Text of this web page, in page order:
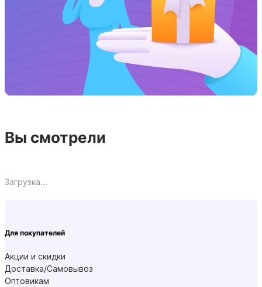
Вы смотрели
Загрузка...
Для покупателей
Акции и скидки
Доставка/Самовывоз
Оптовикам